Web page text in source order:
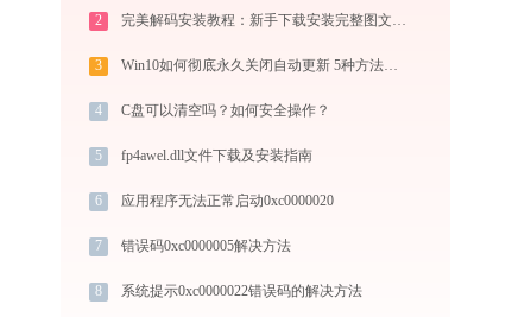
2 完美解码安装教程：新手下载安装完整图文指南
3 Win10如何彻底永久关闭自动更新 5种方法教你永久关闭win10自动更新
4 C盘可以清空吗？如何安全操作？
5 fp4awel.dll文件下载及安装指南
6 应用程序无法正常启动0xc0000020
7 错误码0xc0000005解决方法
8 系统提示0xc0000022错误码的解决方法